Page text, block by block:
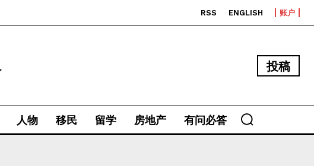
RSS ENGLISH 账户
投稿
人物 移民 留学 房地产 有问必答